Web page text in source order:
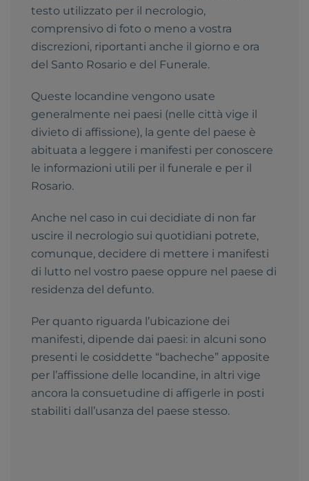
testo utilizzato per il necrologio,
comprensivo di foto o meno a vostra
discrezioni, riportanti anche il giorno e ora
del Santo Rosario e del Funerale.
Queste locandine vengono usate
generalmente nei paesi (nelle città vige il
divieto di affissione), la gente del paese è
abituata a leggere i manifesti per conoscere
le informazioni utili per il funerale e per il
Rosario.
Anche nel caso in cui decidiate di non far
uscire il necrologio sui quotidiani potrete,
comunque, decidere di mettere i manifesti
di lutto nel vostro paese oppure nel paese di
residenza del defunto.
Per quanto riguarda l’ubicazione dei
manifesti, dipende dai paesi: in alcuni sono
presenti le cosiddette “bacheche” apposite
per l’affissione delle locandine, in altri vige
ancora la consuetudine di affigerle in posti
stabiliti dall’usanza del paese stesso.